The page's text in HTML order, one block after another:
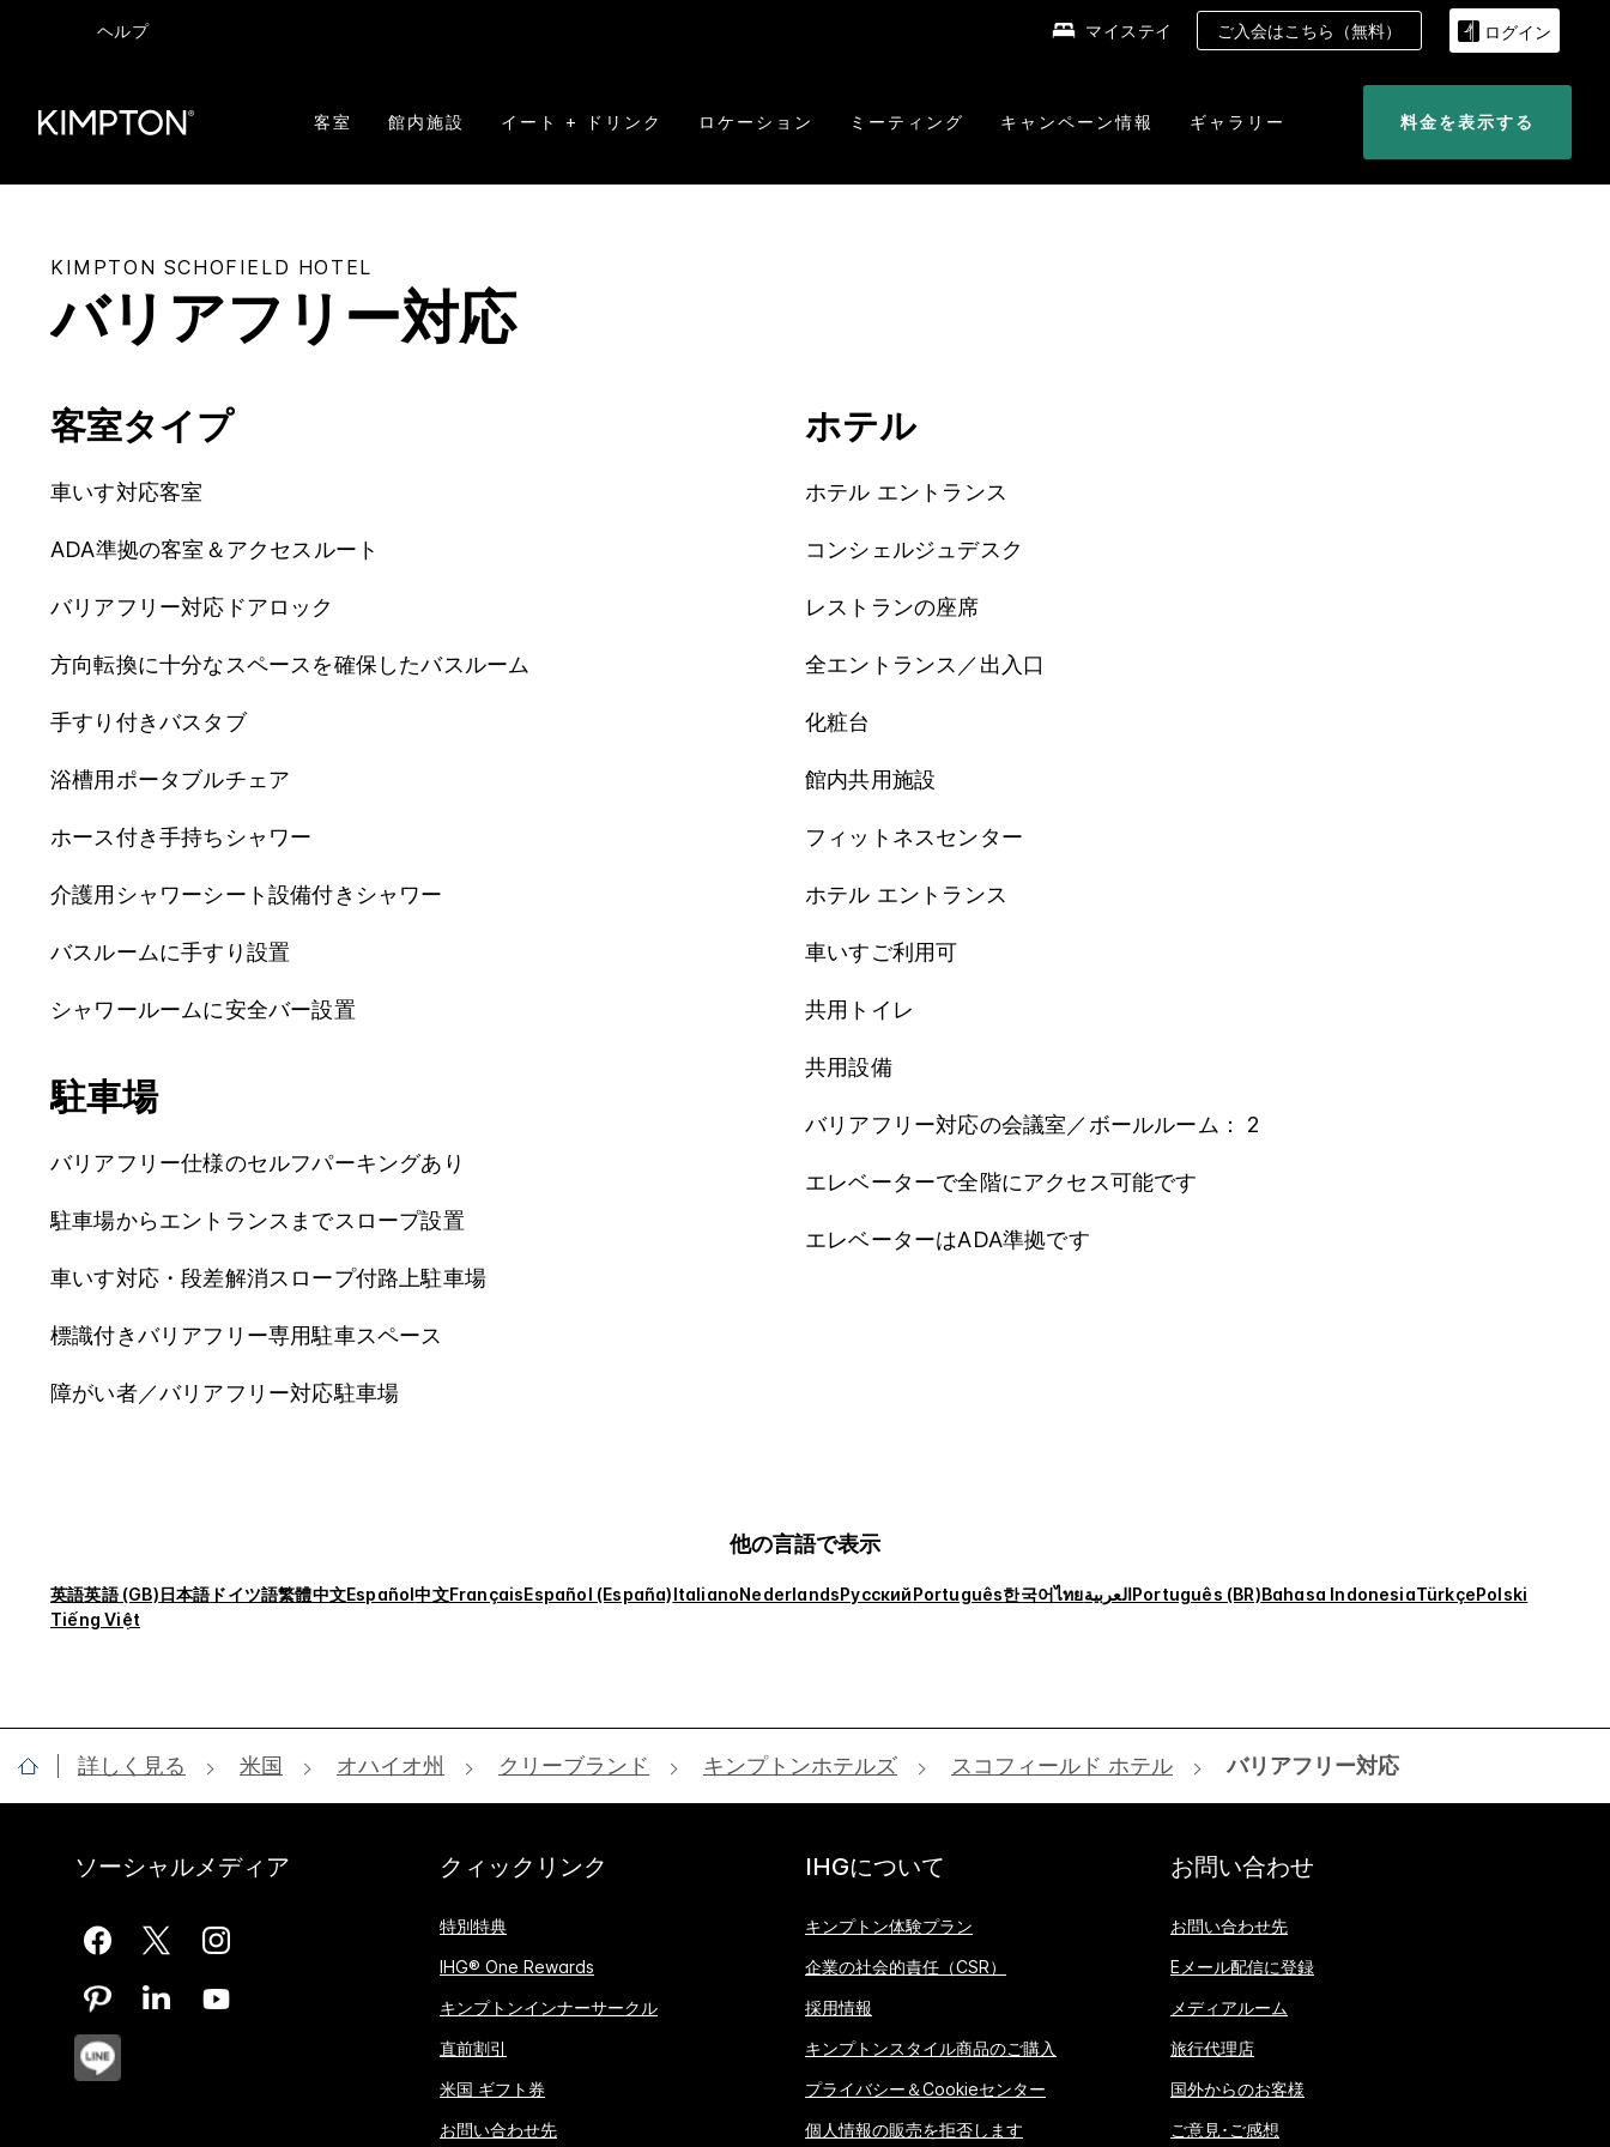
ヘルプ マイステイ ご入会はこちら（無料） ログイン
客室 館内施設 イート + ドリンク ロケーション ミーティング キャンペーン情報 ギャラリー 料金を表示する
KIMPTON SCHOFIELD HOTEL
バリアフリー対応
客室タイプ
車いす対応客室
ADA準拠の客室＆アクセスルート
バリアフリー対応ドアロック
方向転換に十分なスペースを確保したバスルーム
手すり付きバスタブ
浴槽用ポータブルチェア
ホース付き手持ちシャワー
介護用シャワーシート設備付きシャワー
バスルームに手すり設置
シャワールームに安全バー設置
駐車場
バリアフリー仕様のセルフパーキングあり
駐車場からエントランスまでスロープ設置
車いす対応・段差解消スロープ付路上駐車場
標識付きバリアフリー専用駐車スペース
障がい者／バリアフリー対応駐車場
ホテル
ホテル エントランス
コンシェルジュデスク
レストランの座席
全エントランス／出入口
化粧台
館内共用施設
フィットネスセンター
ホテル エントランス
車いすご利用可
共用トイレ
共用設備
バリアフリー対応の会議室／ボールルーム： 2
エレベーターで全階にアクセス可能です
エレベーターはADA準拠です
他の言語で表示
英語英語 (GB)日本語 ドイツ語繁體中文Español中文FrançaisEspañol (España)ItalianoNederlandsРусскийPortuguês한국어ไทยالعربيةPortuguês (BR)Bahasa IndonesiaTürkçePolski
Tiếng Việt
詳しく見る 米国 オハイオ州 クリーブランド キンプトンホテルズ スコフィールド ホテル バリアフリー対応
ソーシャルメディア クィックリンク
特別特典
IHG® One Rewards
キンプトンインナーサークル
直前割引
米国 ギフト券
お問い合わせ先
IHGについて
キンプトン体験プラン
企業の社会的責任（CSR）
採用情報
キンプトンスタイル商品のご購入
プライバシー＆Cookieセンター
個人情報の販売を拒否します
お問い合わせ
お問い合わせ先
Eメール配信に登録
メディアルーム
旅行代理店
国外からのお客様
ご意見･ご感想